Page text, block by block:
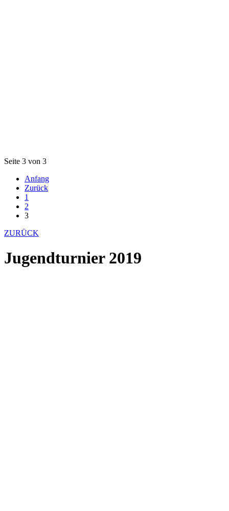
Seite 3 von 3
Anfang
Zurück
1
2
3
ZURÜCK
Jugendturnier 2019